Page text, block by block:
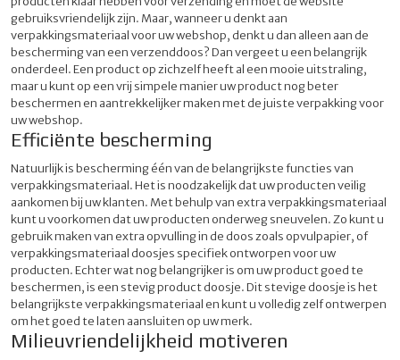
gebruiksvriendelijk zijn. Maar, wanneer u denkt aan
verpakkingsmateriaal voor uw webshop, denkt u dan alleen aan de
bescherming van een verzenddoos? Dan vergeet u een belangrijk
onderdeel. Een product op zichzelf heeft al een mooie uitstraling,
maar u kunt op een vrij simpele manier uw product nog beter
beschermen en aantrekkelijker maken met de juiste verpakking voor
uw webshop.
Efficiënte bescherming
Natuurlijk is bescherming één van de belangrijkste functies van
verpakkingsmateriaal. Het is noodzakelijk dat uw producten veilig
aankomen bij uw klanten. Met behulp van extra verpakkingsmateriaal
kunt u voorkomen dat uw producten onderweg sneuvelen. Zo kunt u
gebruik maken van extra opvulling in de doos zoals opvulpapier, of
verpakkingsmateriaal doosjes specifiek ontworpen voor uw
producten. Echter wat nog belangrijker is om uw product goed te
beschermen, is een stevig product doosje. Dit stevige doosje is het
belangrijkste verpakkingsmateriaal en kunt u volledig zelf ontwerpen
om het goed te laten aansluiten op uw merk.
Milieuvriendelijkheid motiveren